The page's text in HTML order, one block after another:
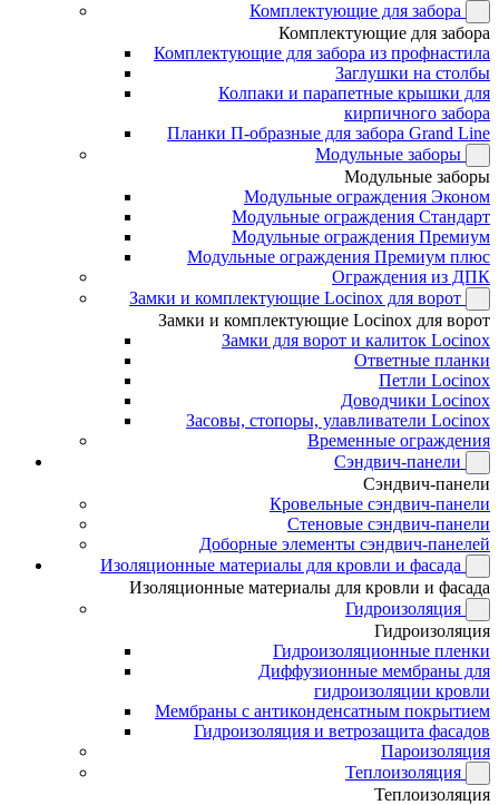
Комплектующие для забора
Комплектующие для забора
Комплектующие для забора из профнастила
Заглушки на столбы
Колпаки и парапетные крышки для
кирпичного забора
Планки П-образные для забора Grand Line
Модульные заборы
Модульные заборы
Модульные ограждения Эконом
Модульные ограждения Стандарт
Модульные ограждения Премиум
Модульные ограждения Премиум плюс
Ограждения из ДПК
Замки и комплектующие Locinox для ворот
Замки и комплектующие Locinox для ворот
Замки для ворот и калиток Locinox
Ответные планки
Петли Locinox
Доводчики Locinox
Засовы, стопоры, улавливатели Locinox
Временные ограждения
Сэндвич-панели
Сэндвич-панели
Кровельные сэндвич-панели
Стеновые сэндвич-панели
Доборные элементы сэндвич-панелей
Изоляционные материалы для кровли и фасада
Изоляционные материалы для кровли и фасада
Гидроизоляция
Гидроизоляция
Гидроизоляционные пленки
Диффузионные мембраны для
гидроизоляции кровли
Мембраны с антиконденсатным покрытием
Гидроизоляция и ветрозащита фасадов
Пароизоляция
Теплоизоляция
Теплоизоляция